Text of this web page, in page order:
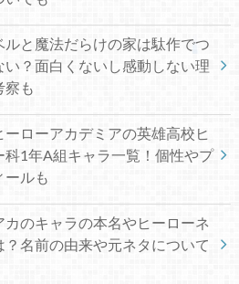
ルと魔法だらけの家は駄作でつ
い？面白くないし感動しない理
察も
ーローアカデミアの英雄高校ヒ
科1年A組キャラ一覧！個性やプ
ールも
カのキャラの本名やヒーローネ
？名前の由来や元ネタについて